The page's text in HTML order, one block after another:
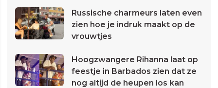
Russische charmeurs laten even
zien hoe je indruk maakt op de
vrouwtjes
Hoogzwangere Rihanna laat op
feestje in Barbados zien dat ze
nog altijd de heupen los kan